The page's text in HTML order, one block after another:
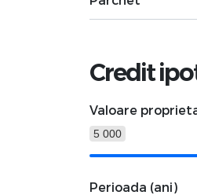
Credit
Valoare
5 000
Perioada (ani)